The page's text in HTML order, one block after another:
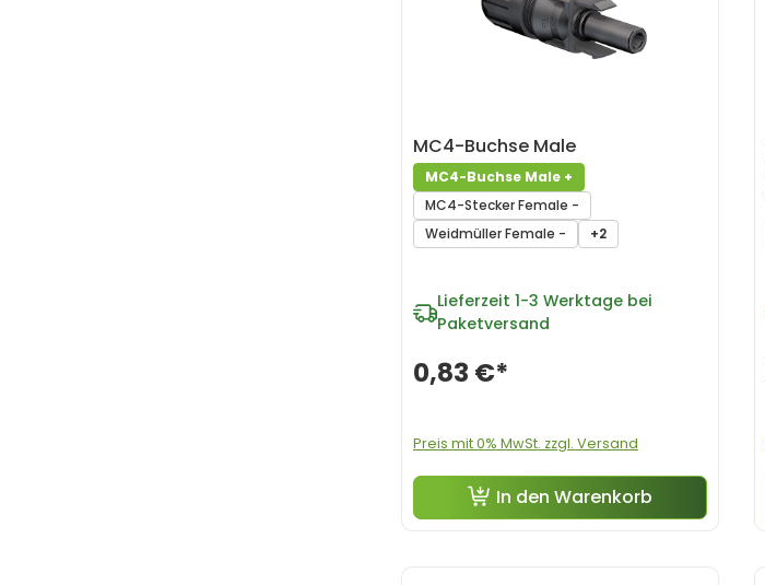
MC4-Buchse Male
MC4-Buchse Male +
MC4-Stecker Female -
Weidmüller Female -
+2
Lieferzeit 1-3 Werktage bei
Paketversand
0,83 €*
Preis mit 0% MwSt. zzgl. Versand
In den Warenkorb